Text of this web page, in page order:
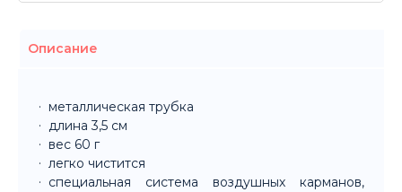
Описание
металлическая трубка
длина 3,5 см
вес 60 г
легко чистится
специальная система воздушных карманов,